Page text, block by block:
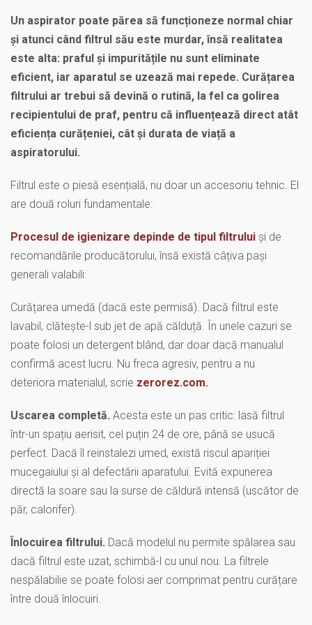
Un aspirator poate părea să funcționeze normal chiar
și atunci când filtrul său este murdar, însă realitatea
este alta: praful și impuritățile nu sunt eliminate
eficient, iar aparatul se uzează mai repede. Curățarea
filtrului ar trebui să devină o rutină, la fel ca golirea
recipientului de praf, pentru că influențează direct atât
eficiența curățeniei, cât și durata de viață a
aspiratorului.
Filtrul este o piesă esențială, nu doar un accesoriu tehnic. El
are două roluri fundamentale:
Procesul de igienizare depinde de tipul filtrului și de
recomandările producătorului, însă există câțiva pași
generali valabili:
Curățarea umedă (dacă este permisă). Dacă filtrul este
lavabil, clătește-l sub jet de apă călduță. În unele cazuri se
poate folosi un detergent blând, dar doar dacă manualul
confirmă acest lucru. Nu freca agresiv, pentru a nu
deteriora materialul, scrie zerorez.com.
Uscarea completă. Acesta este un pas critic: lasă filtrul
într-un spațiu aerisit, cel puțin 24 de ore, până se usucă
perfect. Dacă îl reinstalezi umed, există riscul apariției
mucegaiului și al defectării aparatului. Evită expunerea
directă la soare sau la surse de căldură intensă (uscător de
păr, calorifer).
Înlocuirea filtrului. Dacă modelul nu permite spălarea sau
dacă filtrul este uzat, schimbă-l cu unul nou. La filtrele
nespălabilie se poate folosi aer comprimat pentru curățare
între două înlocuiri.